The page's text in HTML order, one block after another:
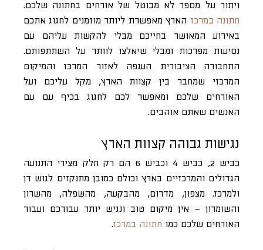
ויתור על מספר לא מבוטל של אורחים בחתונה שלכם.
חתונה במרכז הארץ מאפשרת ליותר מוזמנים לחגוג אתכם
באירוע המאושר בחייכם מבלי להקשות עליהם עם
נסיעות מפרכות ומבלי שיאלצו לוותר על השתתפותם.
התחבורה הציבורית הענפה לאזור המרכז והמיקום
המרכזי שמחבר בין קצוות הארץ, מקל עליכם ועל
האורחים שלכם ומאפשר לכם לחגוג בכיף עם עם
האנשים שאתם אוהבים.
נגישות גבוהה קצוות הארץ
כביש 2, כביש 4 וכביש 6 הם רק חלק מצירי התנועה
הגדולים והמרכזיים בארץ וכולם כמובן מתנקזים לגוש דן
ולמרכז. מצפון, מדרום, מהבקעה, מהשפלה, מהשרון
והשומרון – אין מיקום טוב ונגיש יותר עבורכם ועבור
האורחים שלכם כמו חתונה במרכז.